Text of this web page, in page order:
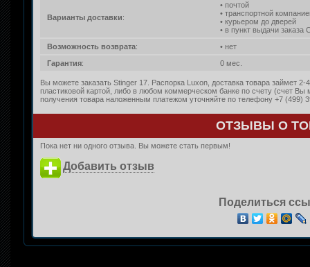
Варианты доставки:
• почтой
• транспортной
• курьером до дверей
• в пункт выдачи заказа
Возможность возврата:
• нет
Гарантия: 0 мес.
Вы можете заказать Stinger 17. Распорка Luxon, доставка товара займет
пластиковой картой, либо в любом коммерческом банке по счету (счет
получения товара наложенным платежом уточняйте по телефону +7 (499)
ОТЗЫВЫ О
Пока нет ни одного отзыва. Вы можете стать первым!
Добавить отзыв
Поделиться